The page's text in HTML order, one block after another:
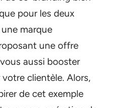
pour les deux
une marque
une offre
aussi booster
clientèle. Alors,
de cet exemple